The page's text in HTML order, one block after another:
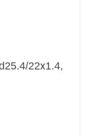
22х1.4,